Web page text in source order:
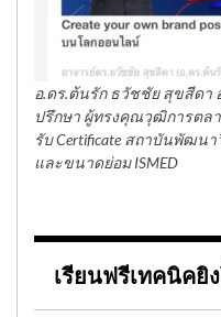
อ.ดร.ต้นรัก ธวัชชัย สุขสีดา
ปรึกษา ผู้ทรงคุณวุฒิการตล
รับ Certificate สถาบันพัฒน
และขนาดย่อม ISMED
เรียนฟรีเทคนิค